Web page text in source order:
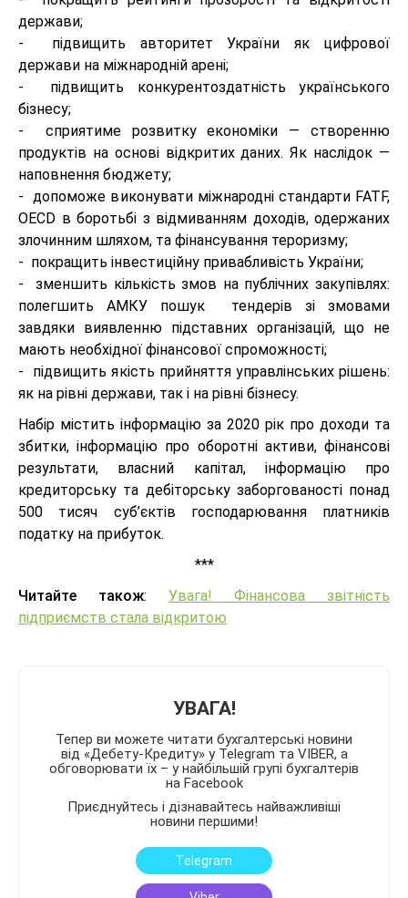
держави;
- підвищить авторитет України як цифрової
держави на міжнародній арені;
- підвищить конкурентоздатність українського
бізнесу;
- сприятиме розвитку економіки — створенню
продуктів на основі відкритих даних. Як наслідок —
наповнення бюджету;
- допоможе виконувати міжнародні стандарти FATF,
OECD в боротьбі з відмиванням доходів, одержаних
злочинним шляхом, та фінансування тероризму;
- покращить інвестиційну привабливість України;
- зменшить кількість змов на публічних закупівлях:
полегшить АМКУ пошук тендерів зі змовами
завдяки виявленню підставних організацій, що не
мають необхідної фінансової спроможності;
- підвищить якість прийняття управлінських рішень:
як на рівні держави, так і на рівні бізнесу.
Набір містить інформацію за 2020 рік про доходи та
збитки, інформацію про оборотні активи, фінансові
результати, власний капітал, інформацію про
кредиторську та дебіторську заборгованості понад
500 тисяч суб’єктів господарювання платників
податку на прибуток.
***
Читайте також: Увага! Фінансова звітність
підприємств стала відкритою
УВАГА!
Тепер ви можете читати бухгалтерські новини
від «Дебету-Кредиту» у Telegram та VIBER, а
обговорювати їх – у найбільшій групі бухгалтерів
на Facebook
Приєднуйтесь і дізнавайтесь найважливіші
новини першими!
Telegram